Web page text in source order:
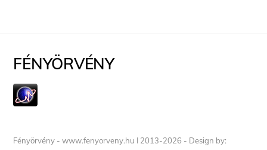
FÉNYÖRVÉNY
Fényörvény - www.fenyorveny.hu I 2013-2026 - Design by: